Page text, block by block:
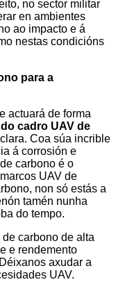
no sector militar
en ambientes
ao impacto e á
nestas condicións
para a
actuará de forma
cadro UAV de
Coa súa incrible
á corrosión e
carbono é o
UAV de
non só estás a
tamén nunha
do tempo.
carbono de alta
e rendemento
axudar a
UAV.